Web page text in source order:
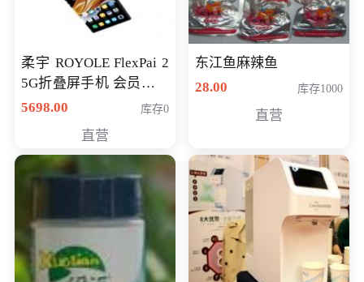
柔宇 ROYOLE FlexPai 2
5G折叠屏手机 会员专享
购买价格 4998元
5698.00 库存0
直营
东江鱼麻辣鱼
28.00
库存1000
直营